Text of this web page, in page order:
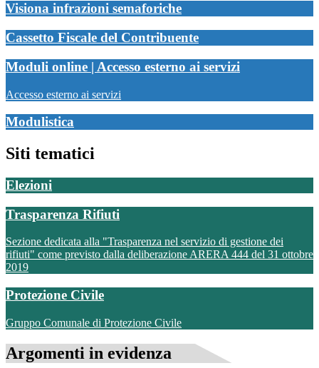
Visiona infrazioni semaforiche
Cassetto Fiscale del Contribuente
Moduli online | Accesso esterno ai servizi
Accesso esterno ai servizi
Modulistica
Siti tematici
Elezioni
Trasparenza Rifiuti
Sezione dedicata alla "Trasparenza nel servizio di gestione dei
rifiuti" come previsto dalla deliberazione ARERA 444 del 31 ottobre
2019
Protezione Civile
Gruppo Comunale di Protezione Civile
Argomenti in evidenza